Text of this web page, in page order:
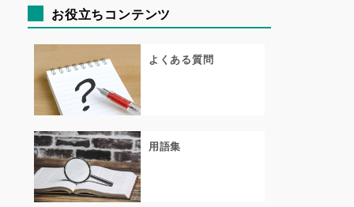
お役立ちコンテンツ
よくある質問
用語集